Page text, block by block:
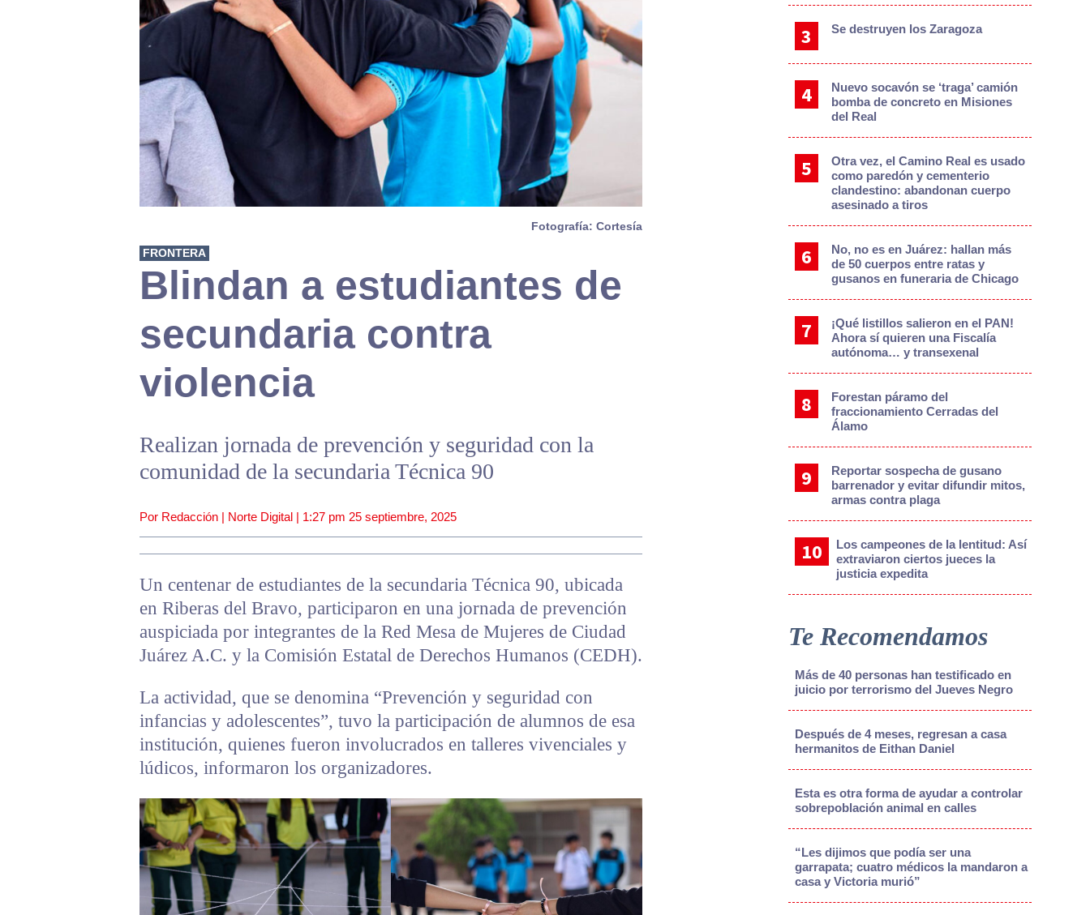
Fotografía: Cortesía
FRONTERA
Blindan a estudiantes de
secundaria contra
violencia
Realizan jornada de prevención y seguridad con la
comunidad de la secundaria Técnica 90
Por Redacción | Norte Digital | 1:27 pm 25 septiembre, 2025
Un centenar de estudiantes de la secundaria Técnica 90, ubicada
en Riberas del Bravo, participaron en una jornada de prevención
auspiciada por integrantes de la Red Mesa de Mujeres de Ciudad
Juárez A.C. y la Comisión Estatal de Derechos Humanos (CEDH).
La actividad, que se denomina “Prevención y seguridad con
infancias y adolescentes”, tuvo la participación de alumnos de esa
institución, quienes fueron involucrados en talleres vivenciales y
lúdicos, informaron los organizadores.
Se destruyen los Zaragoza
Nuevo socavón se ‘traga’ camión
bomba de concreto en Misiones
del Real
Otra vez, el Camino Real es usado
como paredón y cementerio
clandestino: abandonan cuerpo
asesinado a tiros
No, no es en Juárez: hallan más
de 50 cuerpos entre ratas y
gusanos en funeraria de Chicago
¡Qué listillos salieron en el PAN!
Ahora sí quieren una Fiscalía
autónoma… y transexenal
Forestan páramo del
fraccionamiento Cerradas del
Álamo
Reportar sospecha de gusano
barrenador y evitar difundir mitos,
armas contra plaga
Los campeones de la lentitud: Así
extraviaron ciertos jueces la
justicia expedita
Te Recomendamos
Más de 40 personas han testificado en
juicio por terrorismo del Jueves Negro
Después de 4 meses, regresan a casa
hermanitos de Eithan Daniel
Esta es otra forma de ayudar a controlar
sobrepoblación animal en calles
“Les dijimos que podía ser una
garrapata; cuatro médicos la mandaron a
casa y Victoria murió”